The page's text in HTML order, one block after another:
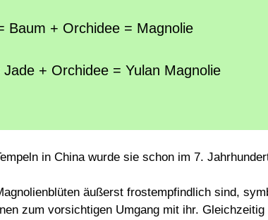
Baum + Orchidee = Magnolie
Jade + Orchidee = Yulan Magnolie
in China wurde sie schon im 7.
äußerst frostempfindlich sind,
zum vorsichtigen Umgang mit ihr.